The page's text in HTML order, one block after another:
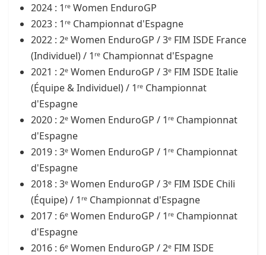
2024 : 1ʳᵉ Women EnduroGP
2023 : 1ʳᵉ Championnat d'Espagne
2022 : 2ᵉ Women EnduroGP / 3ᵉ FIM ISDE France
(Individuel) / 1ʳᵉ Championnat d'Espagne
2021 : 2ᵉ Women EnduroGP / 3ᵉ FIM ISDE Italie
(Équipe & Individuel) / 1ʳᵉ Championnat
d'Espagne
2020 : 2ᵉ Women EnduroGP / 1ʳᵉ Championnat
d'Espagne
2019 : 3ᵉ Women EnduroGP / 1ʳᵉ Championnat
d'Espagne
2018 : 3ᵉ Women EnduroGP / 3ᵉ FIM ISDE Chili
(Équipe) / 1ʳᵉ Championnat d'Espagne
2017 : 6ᵉ Women EnduroGP / 1ʳᵉ Championnat
d'Espagne
2016 : 6ᵉ Women EnduroGP / 2ᵉ FIM ISDE